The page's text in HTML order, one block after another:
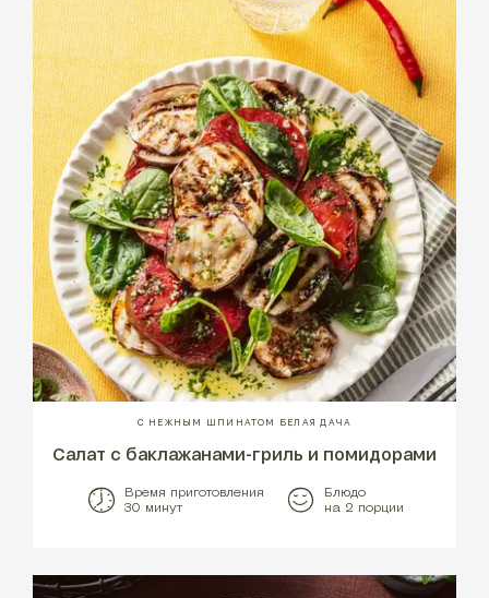
С НЕЖНЫМ ШПИНАТОМ БЕЛАЯ ДАЧА
Салат с баклажанами-гриль и помидорами
Время приготовления
30 минут
Блюдо
на 2 порции